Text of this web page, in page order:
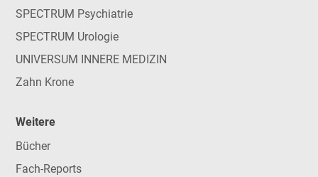
SPECTRUM Psychiatrie
SPECTRUM Urologie
UNIVERSUM INNERE MEDIZIN
Zahn Krone
Weitere
Bücher
Fach-Reports